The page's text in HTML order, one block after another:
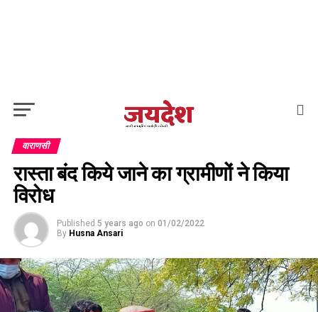
वाराणसी
रास्ता बंद किये जाने का ग्रामीणों ने किया
विरोध
Published 5 years ago on 01/02/2022
By Husna Ansari